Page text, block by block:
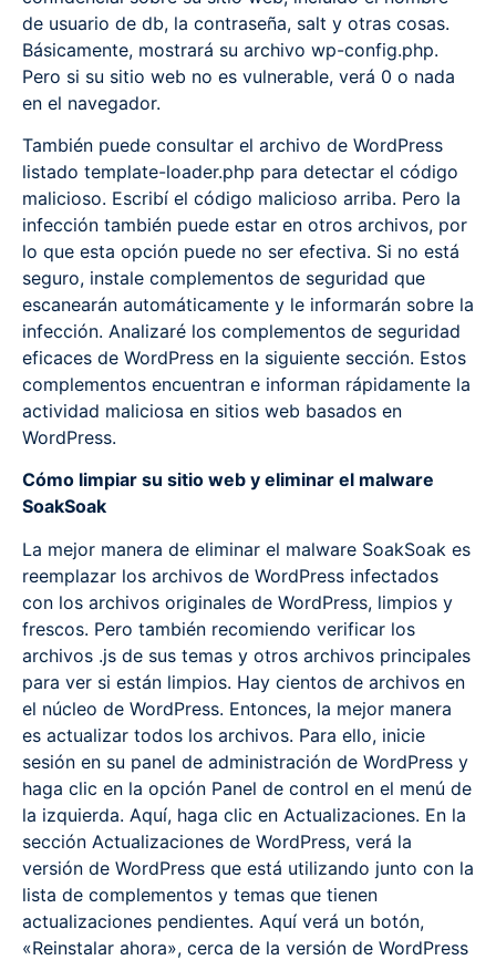
de usuario de db, la contraseña, salt y otras cosas.
Básicamente, mostrará su archivo wp-config.php.
Pero si su sitio web no es vulnerable, verá 0 o nada
en el navegador.
También puede consultar el archivo de WordPress
listado template-loader.php para detectar el código
malicioso. Escribí el código malicioso arriba. Pero la
infección también puede estar en otros archivos, por
lo que esta opción puede no ser efectiva. Si no está
seguro, instale complementos de seguridad que
escanearán automáticamente y le informarán sobre la
infección. Analizaré los complementos de seguridad
eficaces de WordPress en la siguiente sección. Estos
complementos encuentran e informan rápidamente la
actividad maliciosa en sitios web basados ​​en
WordPress.
Cómo limpiar su sitio web y eliminar el malware
SoakSoak
La mejor manera de eliminar el malware SoakSoak es
reemplazar los archivos de WordPress infectados
con los archivos originales de WordPress, limpios y
frescos. Pero también recomiendo verificar los
archivos .js de sus temas y otros archivos principales
para ver si están limpios. Hay cientos de archivos en
el núcleo de WordPress. Entonces, la mejor manera
es actualizar todos los archivos. Para ello, inicie
sesión en su panel de administración de WordPress y
haga clic en la opción Panel de control en el menú de
la izquierda. Aquí, haga clic en Actualizaciones. En la
sección Actualizaciones de WordPress, verá la
versión de WordPress que está utilizando junto con la
lista de complementos y temas que tienen
actualizaciones pendientes. Aquí verá un botón,
«Reinstalar ahora», cerca de la versión de WordPress